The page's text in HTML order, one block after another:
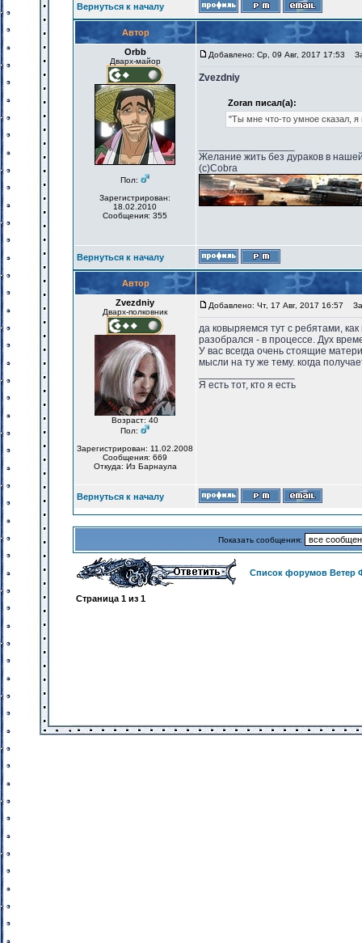
Вернуться к началу
Автор
Orbb
Дварх-майор
Пол:
Зарегистрирован:
18.02.2010
Сообщения: 355
Добавлено: Ср, 09 Авг, 2017 17:53
Zvezdniy
Zoran писал(а):
"Ты мне что-то умное сказал, я
Желание жить без дураков в
(с)Cobra
Вернуться к началу
Автор
Zvezdniy
Дварх-полковник
Возраст: 40
Пол:
Зарегистрирован: 11.02.2008
Сообщения: 669
Откуда: Из Барнаула
Добавлено: Чт, 17 Авг, 2017 16:57
да ковыряемся тут с ребятами,
разобрался - в процессе. Дух
У вас всегда очень стоящие
мысли на ту же тему. когда
Я есть тот, кто я есть
Вернуться к началу
Показать сообщения:
Список форумов Ветер
Страница 1 из 1